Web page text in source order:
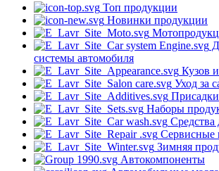
Топ продукции
Новинки продукции
системы автомобиля
Кузов
Уход за
Присадки
Наборы
Средства
Сервисные
Зимняя
Автокомпоненты